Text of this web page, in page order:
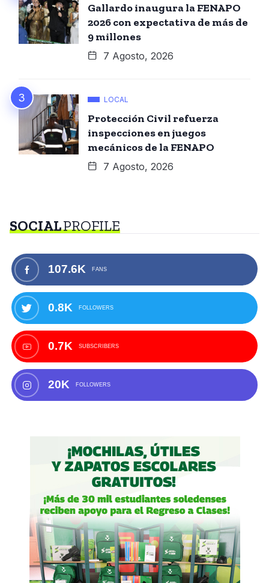
Gallardo inaugura la FENAPO
2026 con expectativa de más de
9 millones
7 Agosto, 2026
LOCAL
Protección Civil refuerza
inspecciones en juegos
mecánicos de la FENAPO
7 Agosto, 2026
SOCIALPROFILE
107.6K FANS
0.8K FOLLOWERS
0.7K SUBSCRIBERS
20K FOLLOWERS